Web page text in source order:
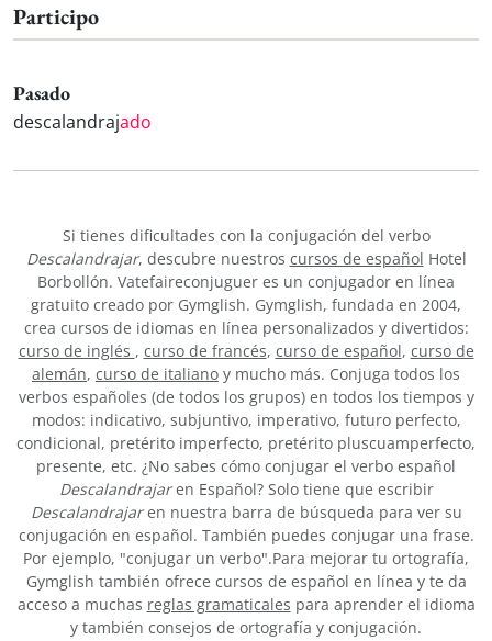
Participo
Pasado
descalandrajado
Si tienes dificultades con la conjugación del verbo
Descalandrajar, descubre nuestros cursos de español Hotel
Borbollón. Vatefaireconjuguer es un conjugador en línea
gratuito creado por Gymglish. Gymglish, fundada en 2004,
crea cursos de idiomas en línea personalizados y divertidos:
curso de inglés , curso de francés, curso de español, curso de
alemán, curso de italiano y mucho más. Conjuga todos los
verbos españoles (de todos los grupos) en todos los tiempos y
modos: indicativo, subjuntivo, imperativo, futuro perfecto,
condicional, pretérito imperfecto, pretérito pluscuamperfecto,
presente, etc. ¿No sabes cómo conjugar el verbo español
Descalandrajaren Español? Solo tiene que escribir
Descalandrajaren nuestra barra de búsqueda para ver su
conjugación en español. También puedes conjugar una frase.
Por ejemplo, "conjugar un verbo".Para mejorar tu ortografía,
Gymglish también ofrece cursos de español en línea y te da
acceso a muchas reglas gramaticales para aprender el idioma
y también consejos de ortografía y conjugación.